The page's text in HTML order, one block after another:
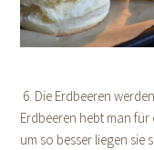
6. Die Erdbeeren
Erdbeeren hebt man
um so besser liegen sie